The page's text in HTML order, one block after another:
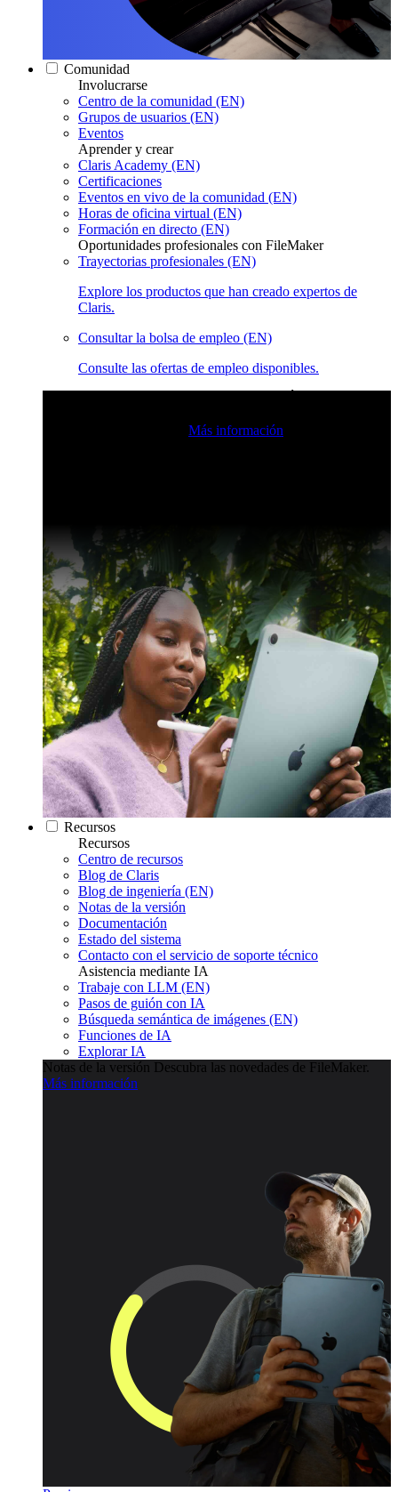
Comunidad
Involucrarse
Centro de la comunidad (EN)
Grupos de usuarios (EN)
Eventos
Aprender y crear
Claris Academy (EN)
Certificaciones
Eventos en vivo de la comunidad (EN)
Horas de oficina virtual (EN)
Formación en directo (EN)
Oportunidades profesionales con FileMaker
Trayectorias profesionales (EN)
Explore los productos que han creado expertos de
Claris.
Consultar la bolsa de empleo (EN)
Consulte las ofertas de empleo disponibles.
Más información
Recursos
Recursos
Centro de recursos
Blog de Claris
Blog de ingeniería (EN)
Notas de la versión
Documentación
Estado del sistema
Contacto con el servicio de soporte técnico
Asistencia mediante IA
Trabaje con LLM (EN)
Pasos de guión con IA
Búsqueda semántica de imágenes (EN)
Funciones de IA
Explorar IA
Notas de la versión Descubra las novedades de FileMaker.
Más información